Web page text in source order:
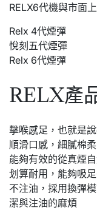
RELX6代機與市面
Relx 4代煙彈
悅刻五代煙彈
Relx 6代煙彈
RELX產
擊喉感足，也就是
順滑口感，細膩棉
能夠有效的從真煙
划算耐用，能夠吸
不注油，採用換彈
潔與注油的麻煩